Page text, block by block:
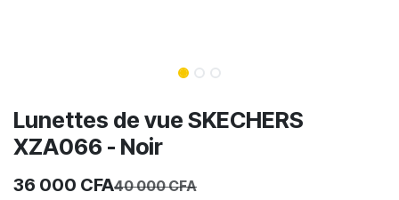
Lunettes de vue SKECHERS
XZA066 - Noir
36 000 CFA40 000CFA